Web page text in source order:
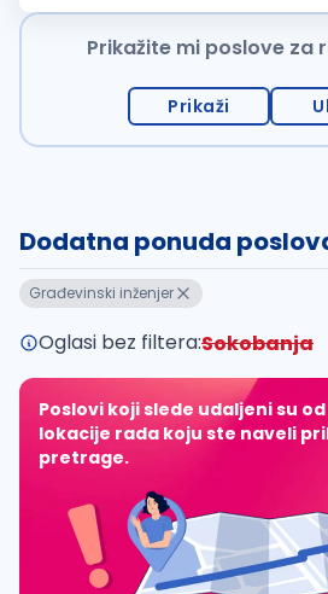
standards Managing and...
Prikažite mi poslove za
Prikaži
Dodatna ponuda
Građevinski inženjer
Oglasi bez filtera:Sokobanja
Poslovi koji slede udaljeni su
lokacije rada koju ste naveli
pretrage.